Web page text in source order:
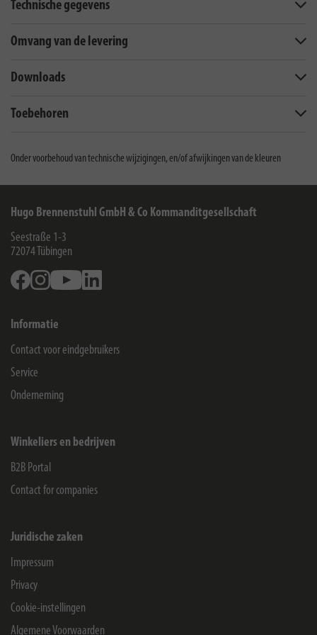
Technische gegevens
Omvang van de levering
Downloads
Toebehoren
Onder voorbehoud van technische wijzigingen, en/of afwijkingen van de kleuren
Hugo Brennenstuhl GmbH & Co Kommanditgesellschaft
Seestraße 1-3
72074 Tübingen
FacebookInstagramYoutube
Informatie
Contact voor eindgebruikers
Service
Onderneming
Winkeliers en bedrijven
B2B Portal
Contact for companies
Juridische zaken
Impressum
Privacy
Cookie-instellingen
Algemene Voorwaarden